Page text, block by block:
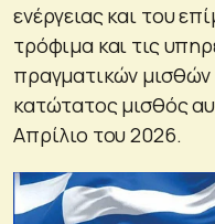
ενέργειας και του
τρόφιμα και τις
πραγματικών μισθών
κατώτατος μισθός
Απρίλιο του 2026.